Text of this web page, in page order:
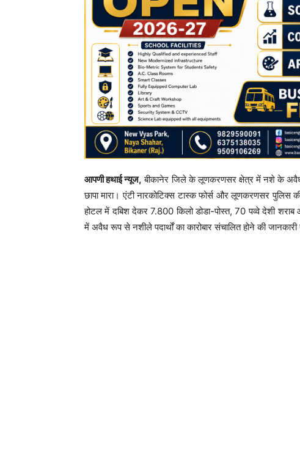
आपणी हथाई न्यूज, बीकानेर जिले के लूणकरणसर क्षेत्र में नशे के अवैध
छापा मारा। एंटी नारकोटिक्स टास्क फोर्स और लूणकरणसर पुलिस
होटल में दबिश देकर 7.800 किलो डोडा-पोस्त, 70 पव्वे देशी
में अवैध रूप से नशीले पदार्थों का कारोबार संचालित होने की